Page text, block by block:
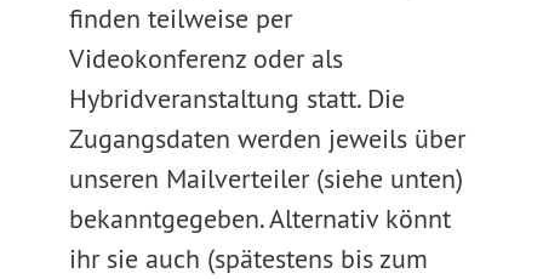
finden teilweise per
Videokonferenz oder als
Hybridveranstaltung statt. Die
Zugangsdaten werden jeweils über
unseren Mailverteiler (siehe unten)
bekanntgegeben. Alternativ könnt
ihr sie auch (spätestens bis zum